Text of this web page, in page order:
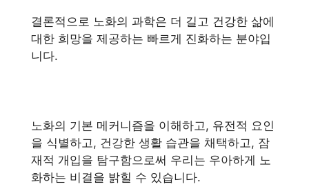
결론적으로 노화의 과학은 더 길고 건강한 삶에
대한 희망을 제공하는 빠르게 진화하는 분야입
니다.
노화의 기본 메커니즘을 이해하고, 유전적 요인
을 식별하고, 건강한 생활 습관을 채택하고, 잠
재적 개입을 탐구함으로써 우리는 우아하게 노
화하는 비결을 밝힐 수 있습니다.